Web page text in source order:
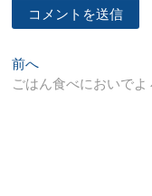
投
稿
前へ
去
ごはん食べにおいでよ